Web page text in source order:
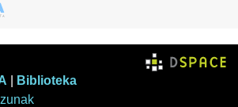
Biblioteka